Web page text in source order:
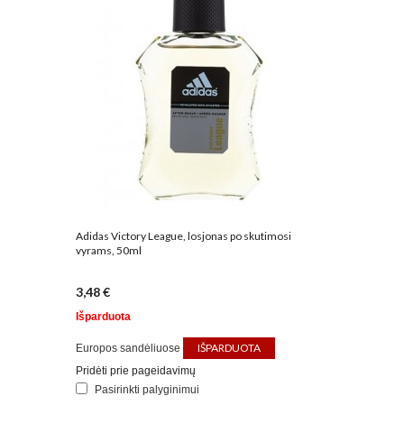
Adidas Victory League, losjonas po skutimosi
vyrams, 50ml
3,48 €
Išparduota
Europos sandėliuose IŠPARDUOTA
Pridėti prie pageidavimų
Pasirinkti palyginimui